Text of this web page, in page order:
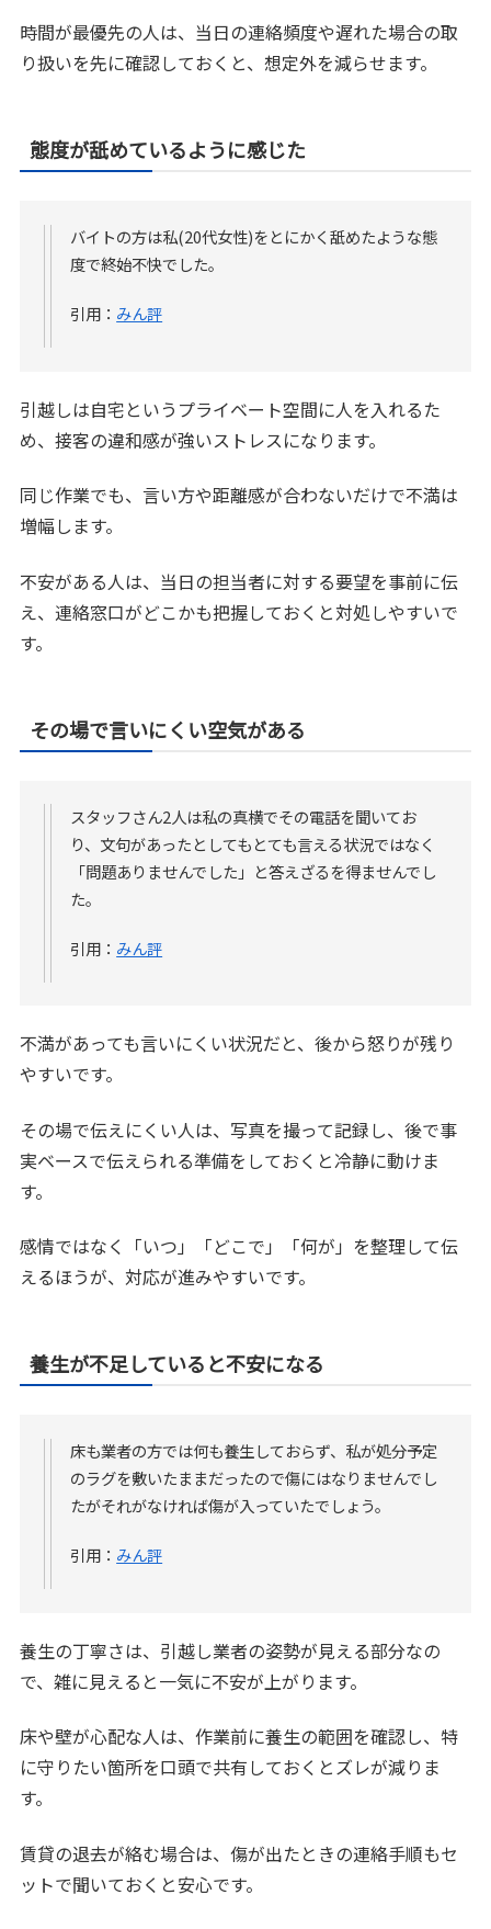
時間が最優先の人は、当日の連絡頻度や遅れた場合の取
り扱いを先に確認しておくと、想定外を減らせます。
態度が舐めているように感じた
バイトの方は私(20代女性)をとにかく舐めたような態
度で終始不快でした。
引用： みん評
引越しは自宅というプライベート空間に人を入れるた
め、接客の違和感が強いストレスになります。
同じ作業でも、言い方や距離感が合わないだけで不満は
増幅します。
不安がある人は、当日の担当者に対する要望を事前に伝
え、連絡窓口がどこかも把握しておくと対処しやすいで
す。
その場で言いにくい空気がある
スタッフさん2人は私の真横でその電話を聞いてお
り、文句があったとしてもとても言える状況ではなく
「問題ありませんでした」と答えざるを得ませんでし
た。
引用： みん評
不満があっても言いにくい状況だと、後から怒りが残り
やすいです。
その場で伝えにくい人は、写真を撮って記録し、後で事
実ベースで伝えられる準備をしておくと冷静に動けま
す。
感情ではなく「いつ」「どこで」「何が」を整理して伝
えるほうが、対応が進みやすいです。
養生が不足していると不安になる
床も業者の方では何も養生しておらず、私が処分予定
のラグを敷いたままだったので傷にはなりませんでし
たがそれがなければ傷が入っていたでしょう。
引用： みん評
養生の丁寧さは、引越し業者の姿勢が見える部分なの
で、雑に見えると一気に不安が上がります。
床や壁が心配な人は、作業前に養生の範囲を確認し、特
に守りたい箇所を口頭で共有しておくとズレが減りま
す。
賃貸の退去が絡む場合は、傷が出たときの連絡手順もセ
ットで聞いておくと安心です。